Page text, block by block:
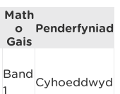
Math
o
Gais
Penderfyniad
Band
1
Cyhoeddwyd